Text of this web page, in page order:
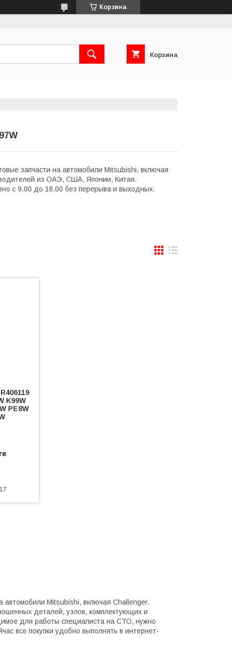
Корзина
Корзина
запчасти на автомобили Mitsubishi, включая
из ОАЭ, США, Японии, Китая.
с 9.00 до 18.00 без перерыва и выходных.
K99W
PE8W
Mitsubishi, включая Challenger.
деталей, узлов, комплектующих и
для работы специалиста на СТО, нужно
все покупки удобно выполнять в интернет-